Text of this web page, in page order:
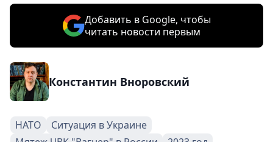
Добавить в Google, чтобы
читать новости первым
Константин Вноровский
НАТО
Ситуация в Украине